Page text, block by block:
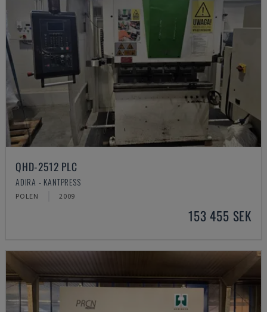
QHD-2512 PLC
ADIRA - KANTPRESS
POLEN 2009
153 455 SEK